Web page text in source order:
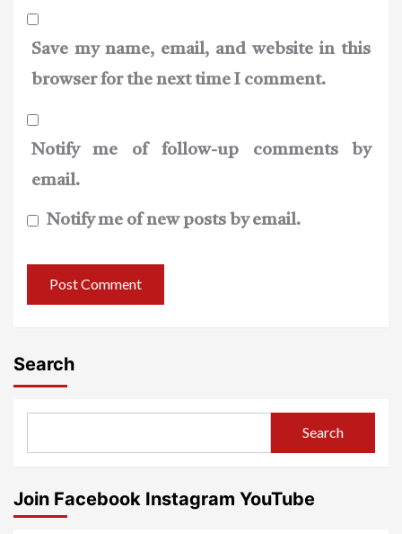
Save my name, email, and website in this
browser for the next time I comment.
Notify me of follow-up comments by
email.
Notify me of new posts by email.
Search
Search
Join Facebook Instagram YouTube